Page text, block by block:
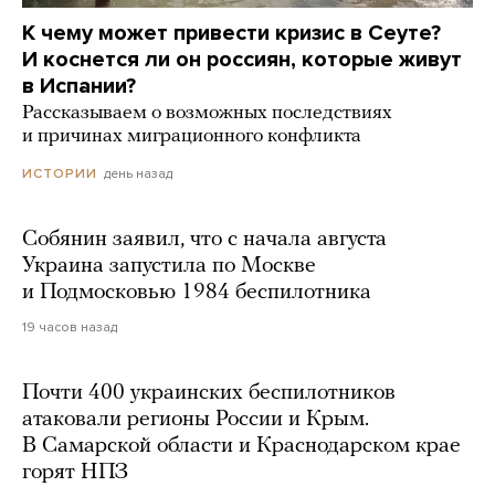
К чему может привести кризис в Сеуте?
И коснется ли он россиян, которые живут
в Испании?
Рассказываем о возможных последствиях
и причинах миграционного конфликта
ИСТОРИИ день назад
Собянин заявил, что с начала августа
Украина запустила по Москве
и Подмосковью 1984 беспилотника
19 часов назад
Почти 400 украинских беспилотников
атаковали регионы России и Крым.
В Самарской области и Краснодарском крае
горят НПЗ